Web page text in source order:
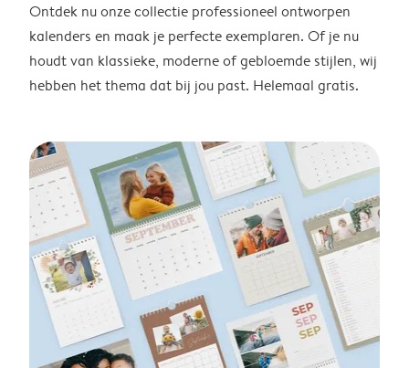
Ontdek nu onze collectie professioneel ontworpen
kalenders en maak je perfecte exemplaren. Of je nu
houdt van klassieke, moderne of gebloemde stijlen, wij
hebben het thema dat bij jou past. Helemaal gratis.